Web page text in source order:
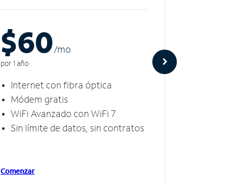
$60/mo
por 1 año
Internet con fibra óptica
Módem gratis
WiFi Avanzado con WiFi 7
Sin límite de datos, sin contratos
Comenzar